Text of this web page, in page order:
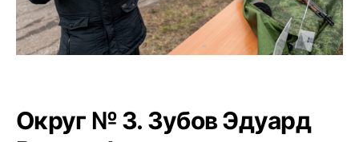
Округ № 3. Зубов Эдуард